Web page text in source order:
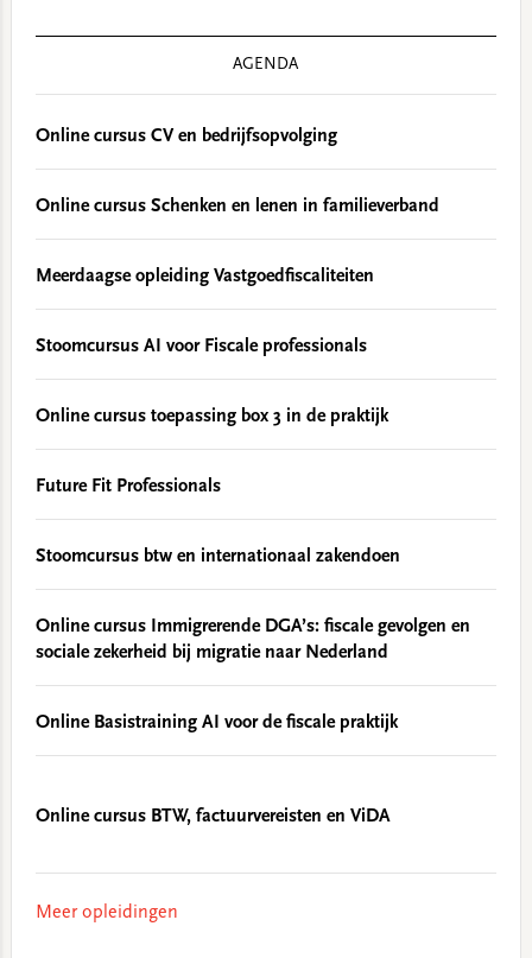
AGENDA
Online cursus CV en bedrijfsopvolging
Online cursus Schenken en lenen in familieverband
Meerdaagse opleiding Vastgoedfiscaliteiten
Stoomcursus AI voor Fiscale professionals
Online cursus toepassing box 3 in de praktijk
Future Fit Professionals
Stoomcursus btw en internationaal zakendoen
Online cursus Immigrerende DGA’s: fiscale gevolgen en
sociale zekerheid bij migratie naar Nederland
Online Basistraining AI voor de fiscale praktijk
Online cursus BTW, factuurvereisten en ViDA
Meer opleidingen